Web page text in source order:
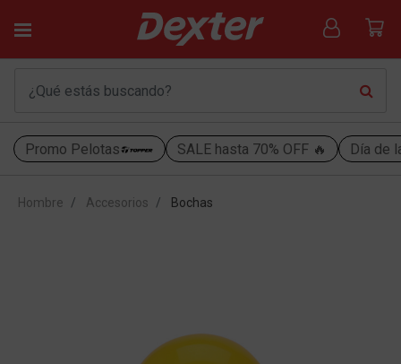
Promo Pelotas SALE hasta 70% OFF 🔥 Día de
Hombre Accesorios Bochas